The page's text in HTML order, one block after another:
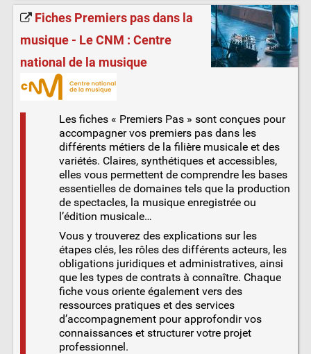
Fiches Premiers pas dans la
musique - Le CNM : Centre
national de la musique
Les fiches « Premiers Pas » sont conçues pour
accompagner vos premiers pas dans les
différents métiers de la filière musicale et des
variétés. Claires, synthétiques et accessibles,
elles vous permettent de comprendre les bases
essentielles de domaines tels que la production
de spectacles, la musique enregistrée ou
l’édition musicale…
Vous y trouverez des explications sur les
étapes clés, les rôles des différents acteurs, les
obligations juridiques et administratives, ainsi
que les types de contrats à connaître. Chaque
fiche vous oriente également vers des
ressources pratiques et des services
d’accompagnement pour approfondir vos
connaissances et structurer votre projet
professionnel.